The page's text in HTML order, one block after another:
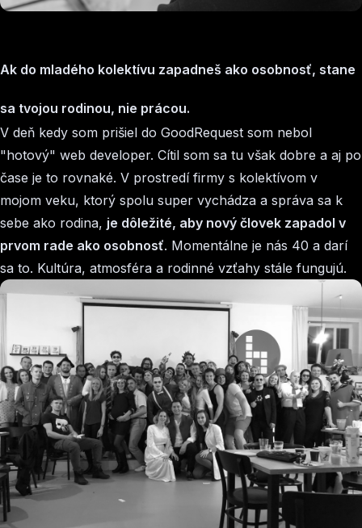
Ak do mladého kolektívu zapadneš ako osobnosť, stane
sa tvojou rodinou, nie prácou.
V deň kedy som prišiel do GoodRequest som nebol
"hotový" web developer. Cítil som sa tu však dobre a aj po
čase je to rovnaké. V prostredí firmy s kolektívom v
mojom veku, ktorý spolu super vychádza a správa sa k
sebe ako rodina, je dôležité, aby nový človek zapadol v
prvom rade ako osobnosť. Momentálne je nás 40 a darí
sa to. Kultúra, atmosféra a rodinné vzťahy stále fungujú.